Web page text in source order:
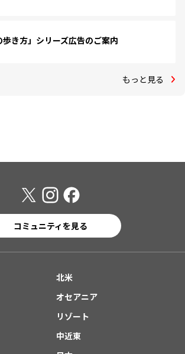
歩き方」シリーズ広告のご案内
もっと見る
コミュニティを見る
北米
オセアニア
リゾート
中近東